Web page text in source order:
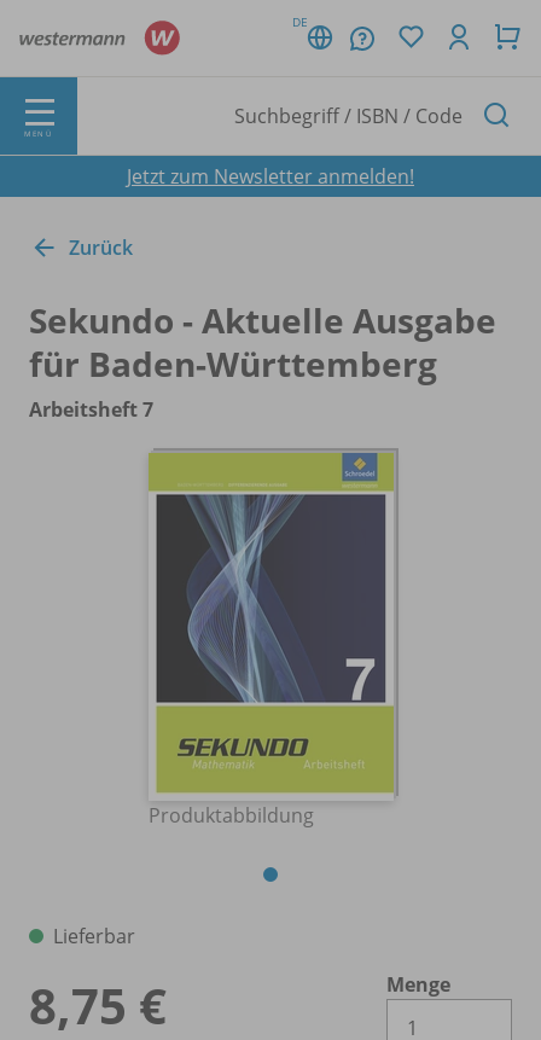
DE
MENÜ
Jetzt zum Newsletter anmelden!
Zurück
Sekundo - Aktuelle Ausgabe
für Baden-Württemberg
Arbeitsheft 7
Produktabbildung
Lieferbar
8,75 €
Menge